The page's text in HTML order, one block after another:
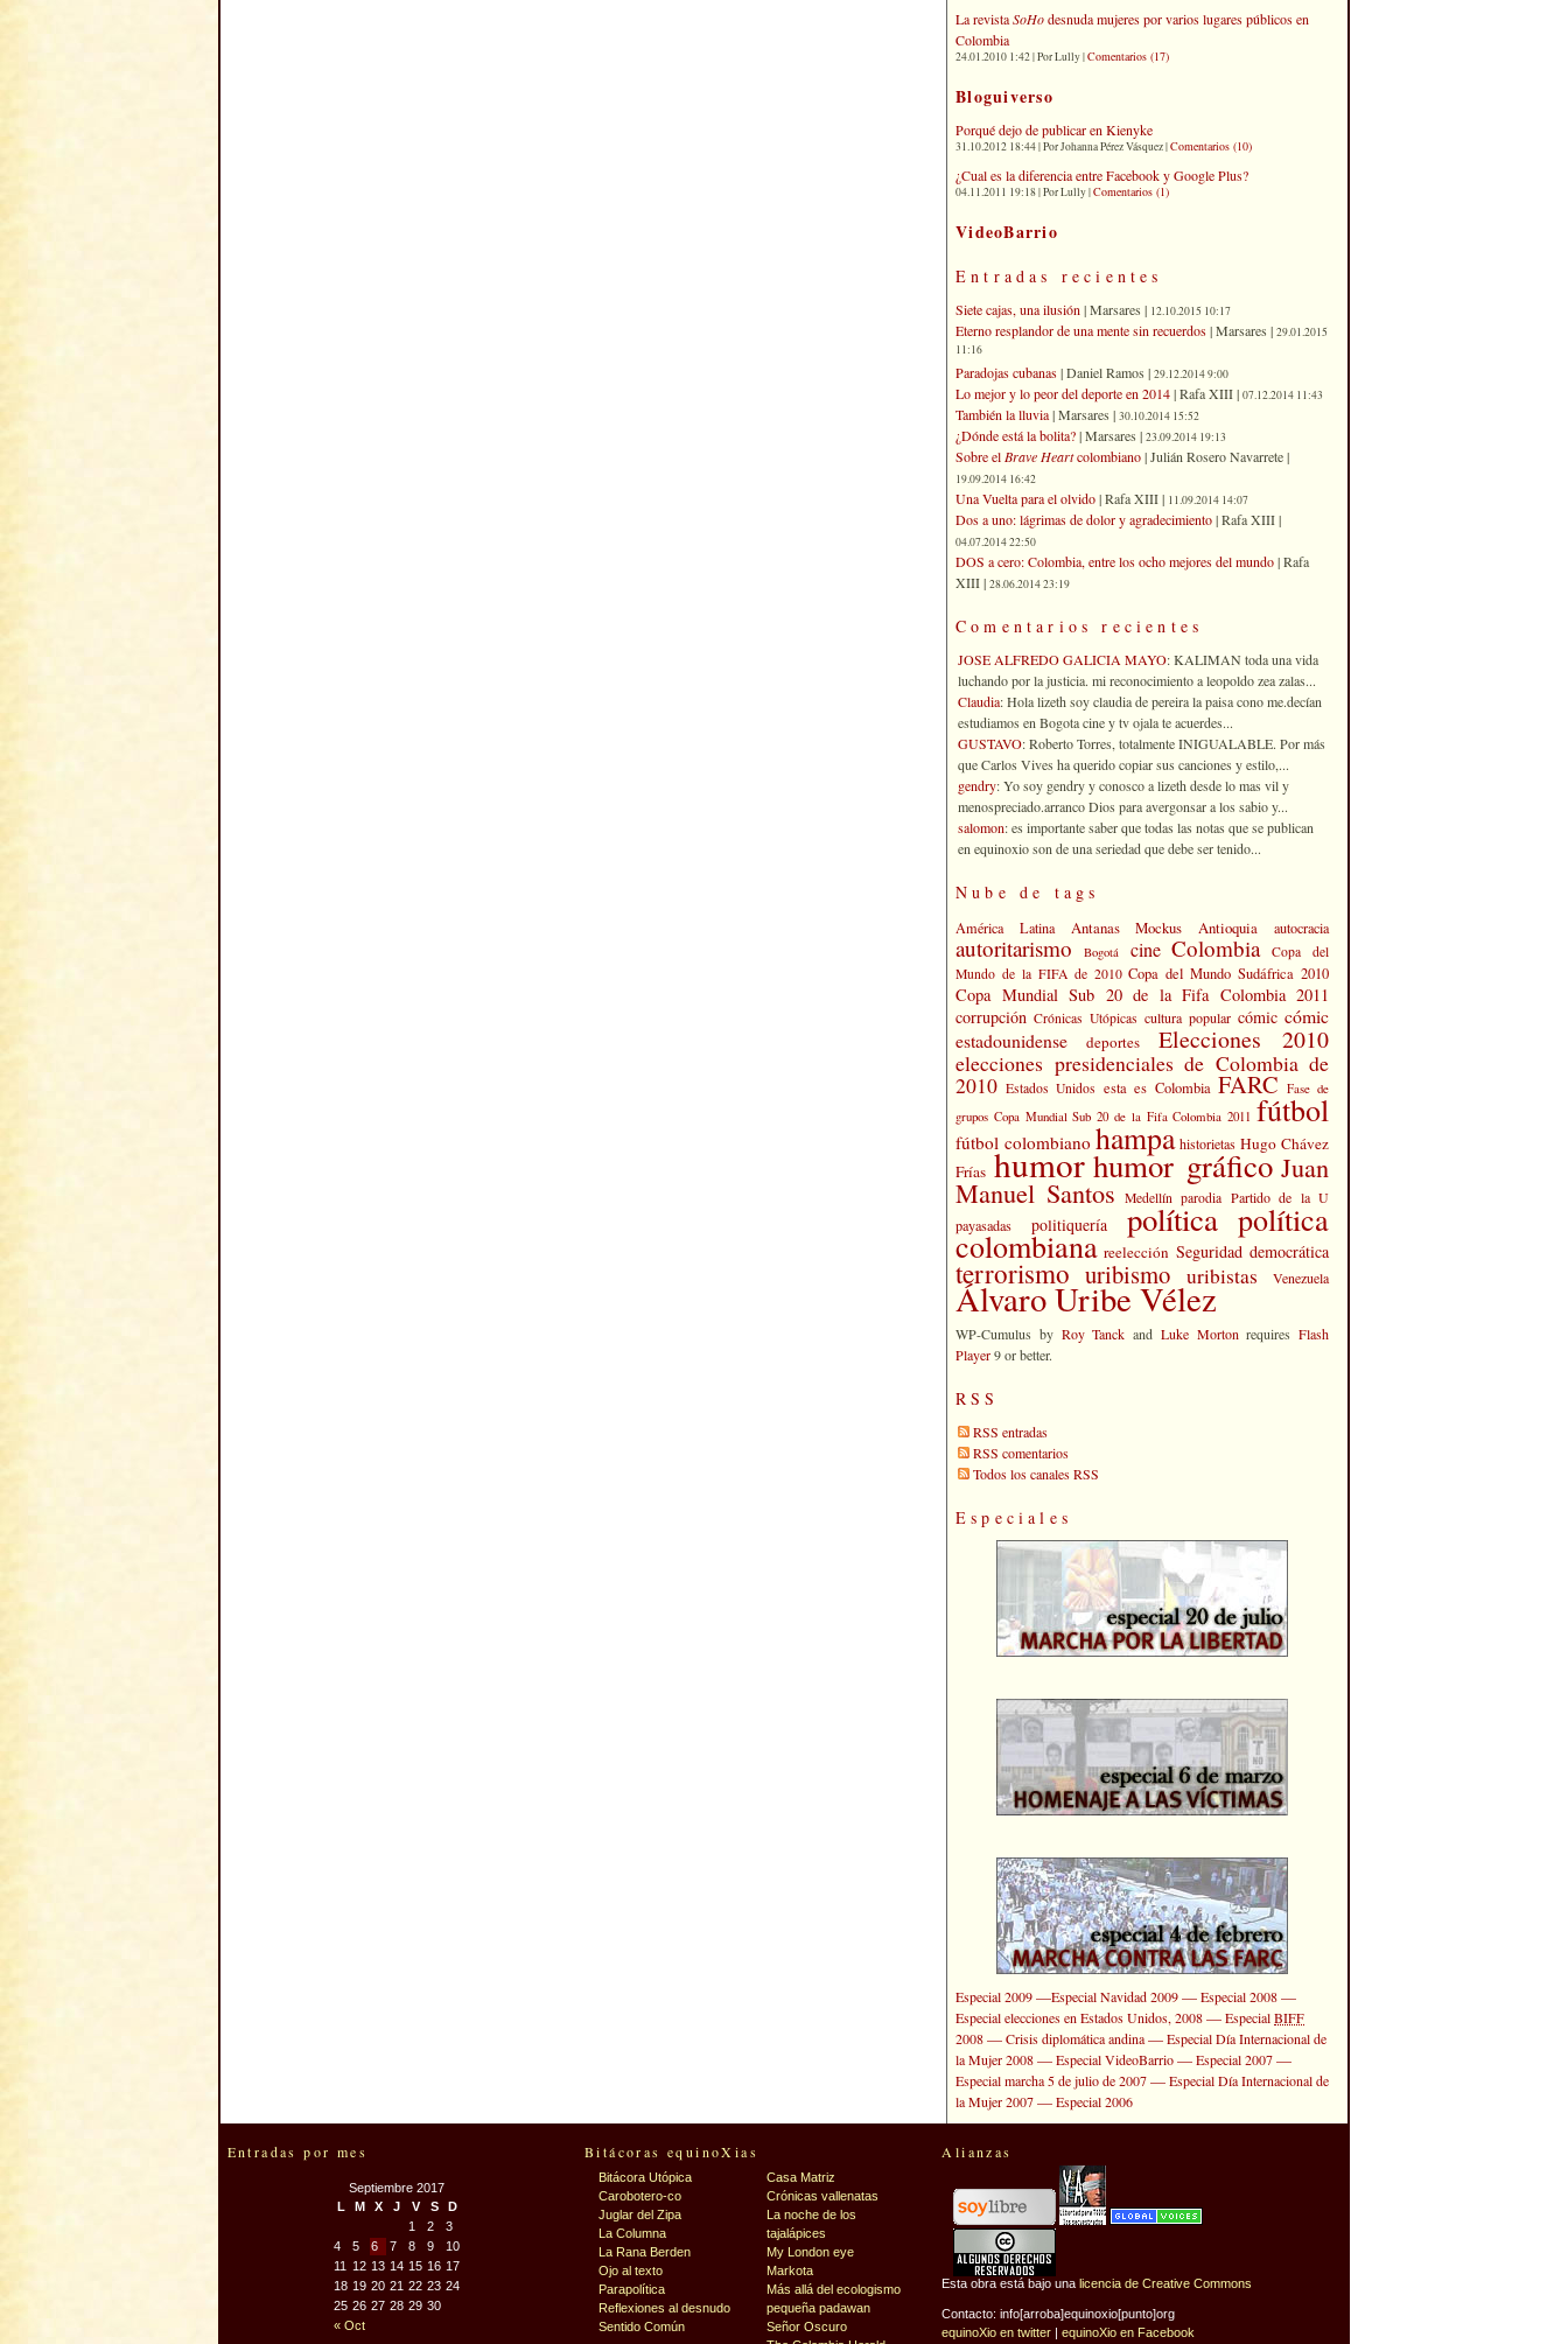
La revistaSoHodesnuda mujeres por varios lugares públicos en
Colombia
24.01.2010 1:42 | Por Lully |Comentarios (17)
Bloguiverso
Porqué dejo de publicar en Kienyke
31.10.2012 18:44 | Por Johanna Pérez Vásquez |Comentarios (10)
¿Cual es la diferencia entre Facebook y Google Plus?
04.11.2011 19:18 | Por Lully |Comentarios (1)
VideoBarrio
Entradas recientes
Siete cajas, una ilusión | Marsares | 12.10.2015 10:17
Eterno resplandor de una mente sin recuerdos| Marsares | 29.01.2015
11:16
Paradojas cubanas| Daniel Ramos | 29.12.2014 9:00
Lo mejor y lo peor del deporte en 2014| Rafa XIII | 07.12.2014 11:43
También la lluvia| Marsares | 30.10.2014 15:52
¿Dónde está la bolita?| Marsares | 23.09.2014 19:13
Sobre el Brave Heartcolombiano| Julián Rosero Navarrete |
19.09.2014 16:42
Una Vuelta para el olvido| Rafa XIII | 11.09.2014 14:07
Dos a uno: lágrimas de dolor y agradecimiento| Rafa XIII |
04.07.2014 22:50
DOS a cero: Colombia, entre los ocho mejores del mundo| Rafa
XIII | 28.06.2014 23:19
Comentarios recientes
JOSE ALFREDO GALICIA MAYO: KALIMAN toda una vida
luchando por la justicia. mi reconocimiento a leopoldo zea zalas...
Claudia: Hola lizeth soy claudia de pereira la paisa cono me.decían
estudiamos en Bogota cine y tv ojala te acuerdes...
GUSTAVO: Roberto Torres, totalmente INIGUALABLE. Por más
que Carlos Vives ha querido copiar sus canciones y estilo,...
gendry: Yo soy gendry y conosco a lizeth desde lo mas vil y
menospreciado.arranco Dios para avergonsar a los sabio y...
salomon: es importante saber que todas las notas que se publican
en equinoxio son de una seriedad que debe ser tenido...
Nube de tags
América Latina Antanas Mockus Antioquia autocracia
autoritarismo Bogotá cine Colombia
Copa del
Mundo de la FIFA de 2010 Copa del Mundo Sudáfrica 2010
Copa Mundial Sub 20 de la Fifa Colombia 2011
corrupción Crónicas Utópicas cultura popular cómic cómic
estadounidense
deportes Elecciones 2010
elecciones presidenciales de Colombia de
2010 Estados Unidos esta es Colombia FARC Fase de
grupos Copa Mundial Sub 20 de la Fifa Colombia 2011 fútbol
fútbol colombiano hampa historietas Hugo Chávez
Frías humorhumor gráfico Juan
Manuel Santos Medellín parodia Partido de la U
payasadas
politiquería política política
colombiana reelección Seguridad democrática
terrorismo uribismo uribistas Venezuela
Álvaro Uribe Vélez
WP-Cumulus by Roy Tanck and Luke Morton requires Flash
Player9 or better.
RSS
RSS entradas
RSS comentarios
Todos los canales RSS
Especiales
Especial 2009—Especial Navidad 2009—Especial 2008—
Especial elecciones en Estados Unidos, 2008—EspecialBIFF
2008—Crisis diplomática andina—Especial Día Internacional de
la Mujer 2008—Especial VideoBarrio—Especial 2007—
Especial marcha 5 de julio de 2007—Especial Día Internacional de
la Mujer 2007—Especial 2006
Entradas por mes
Septiembre 2017
L
M X J V S D
« Oct
1 2
3
4
5 6 7 8 9
10
11
12 13 14 15 16 17
18 19 20 21 22 23 24
25 26 27 28 29 30
Bitácoras equinoXias
Bitácora Utópica
Carobotero-co
Juglar del Zipa
La Columna
La Rana Berden
Ojo al texto
Parapolítica
Reflexiones al desnudo
Sentido Común
Casa Matriz
Crónicas vallenatas
La noche de los
tajalápices
My London eye
Markota
Más allá del ecologismo
pequeña padawan
Señor Oscuro
Alianzas
Esta obra está bajo una licencia de Creative Commons
Contacto: info[arroba]equinoxio[punto]org
equinoXio en twitter |equinoXio en Facebook